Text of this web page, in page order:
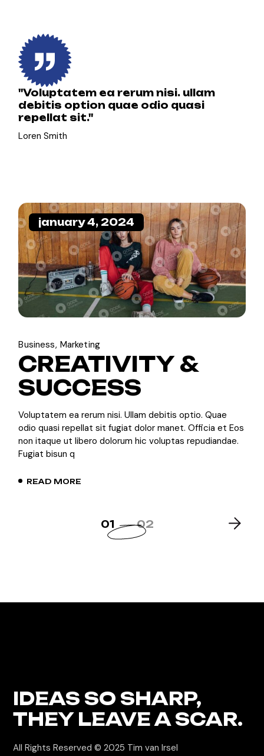
''Voluptatem ea rerum nisi. ullam
debitis option quae odio quasi
repellat sit.''
Loren Smith
january 4, 2024
Business Marketing
CREATIVITY &
SUCCESS
Voluptatem ea rerum nisi. Ullam debitis optio. Quae
odio quasi repellat sit fugiat dolor manet. Officia et Eos
non itaque ut libero dolorum hic voluptas repudiandae.
Fugiat bisun q
READ MORE
POSTS
PAGINATION
01 02
IDEAS SO SHARP,
THEY LEAVE A SCAR.
All Rights Reserved © 2025 Tim van Irsel